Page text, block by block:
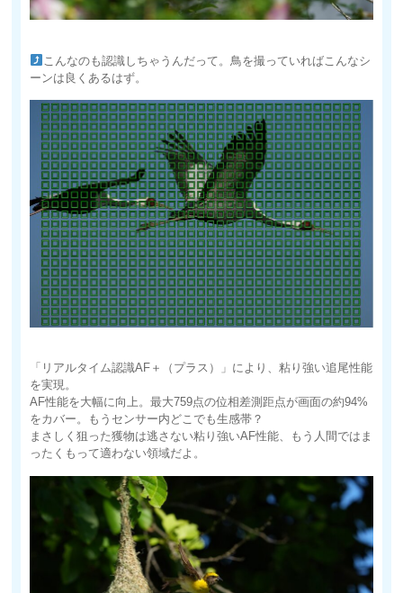
こんなのも認識しちゃうんだって。鳥を撮っていればこんなシ
ーンは良くあるはず。
「リアルタイム認識AF＋（プラス）」により、粘り強い追尾性能
を実現。
AF性能を大幅に向上。最大759点の位相差測距点が画面の約94%
をカバー。もうセンサー内どこでも生感帯？
まさしく狙った獲物は逃さない粘り強いAF性能、もう人間ではま
ったくもって適わない領域だよ。